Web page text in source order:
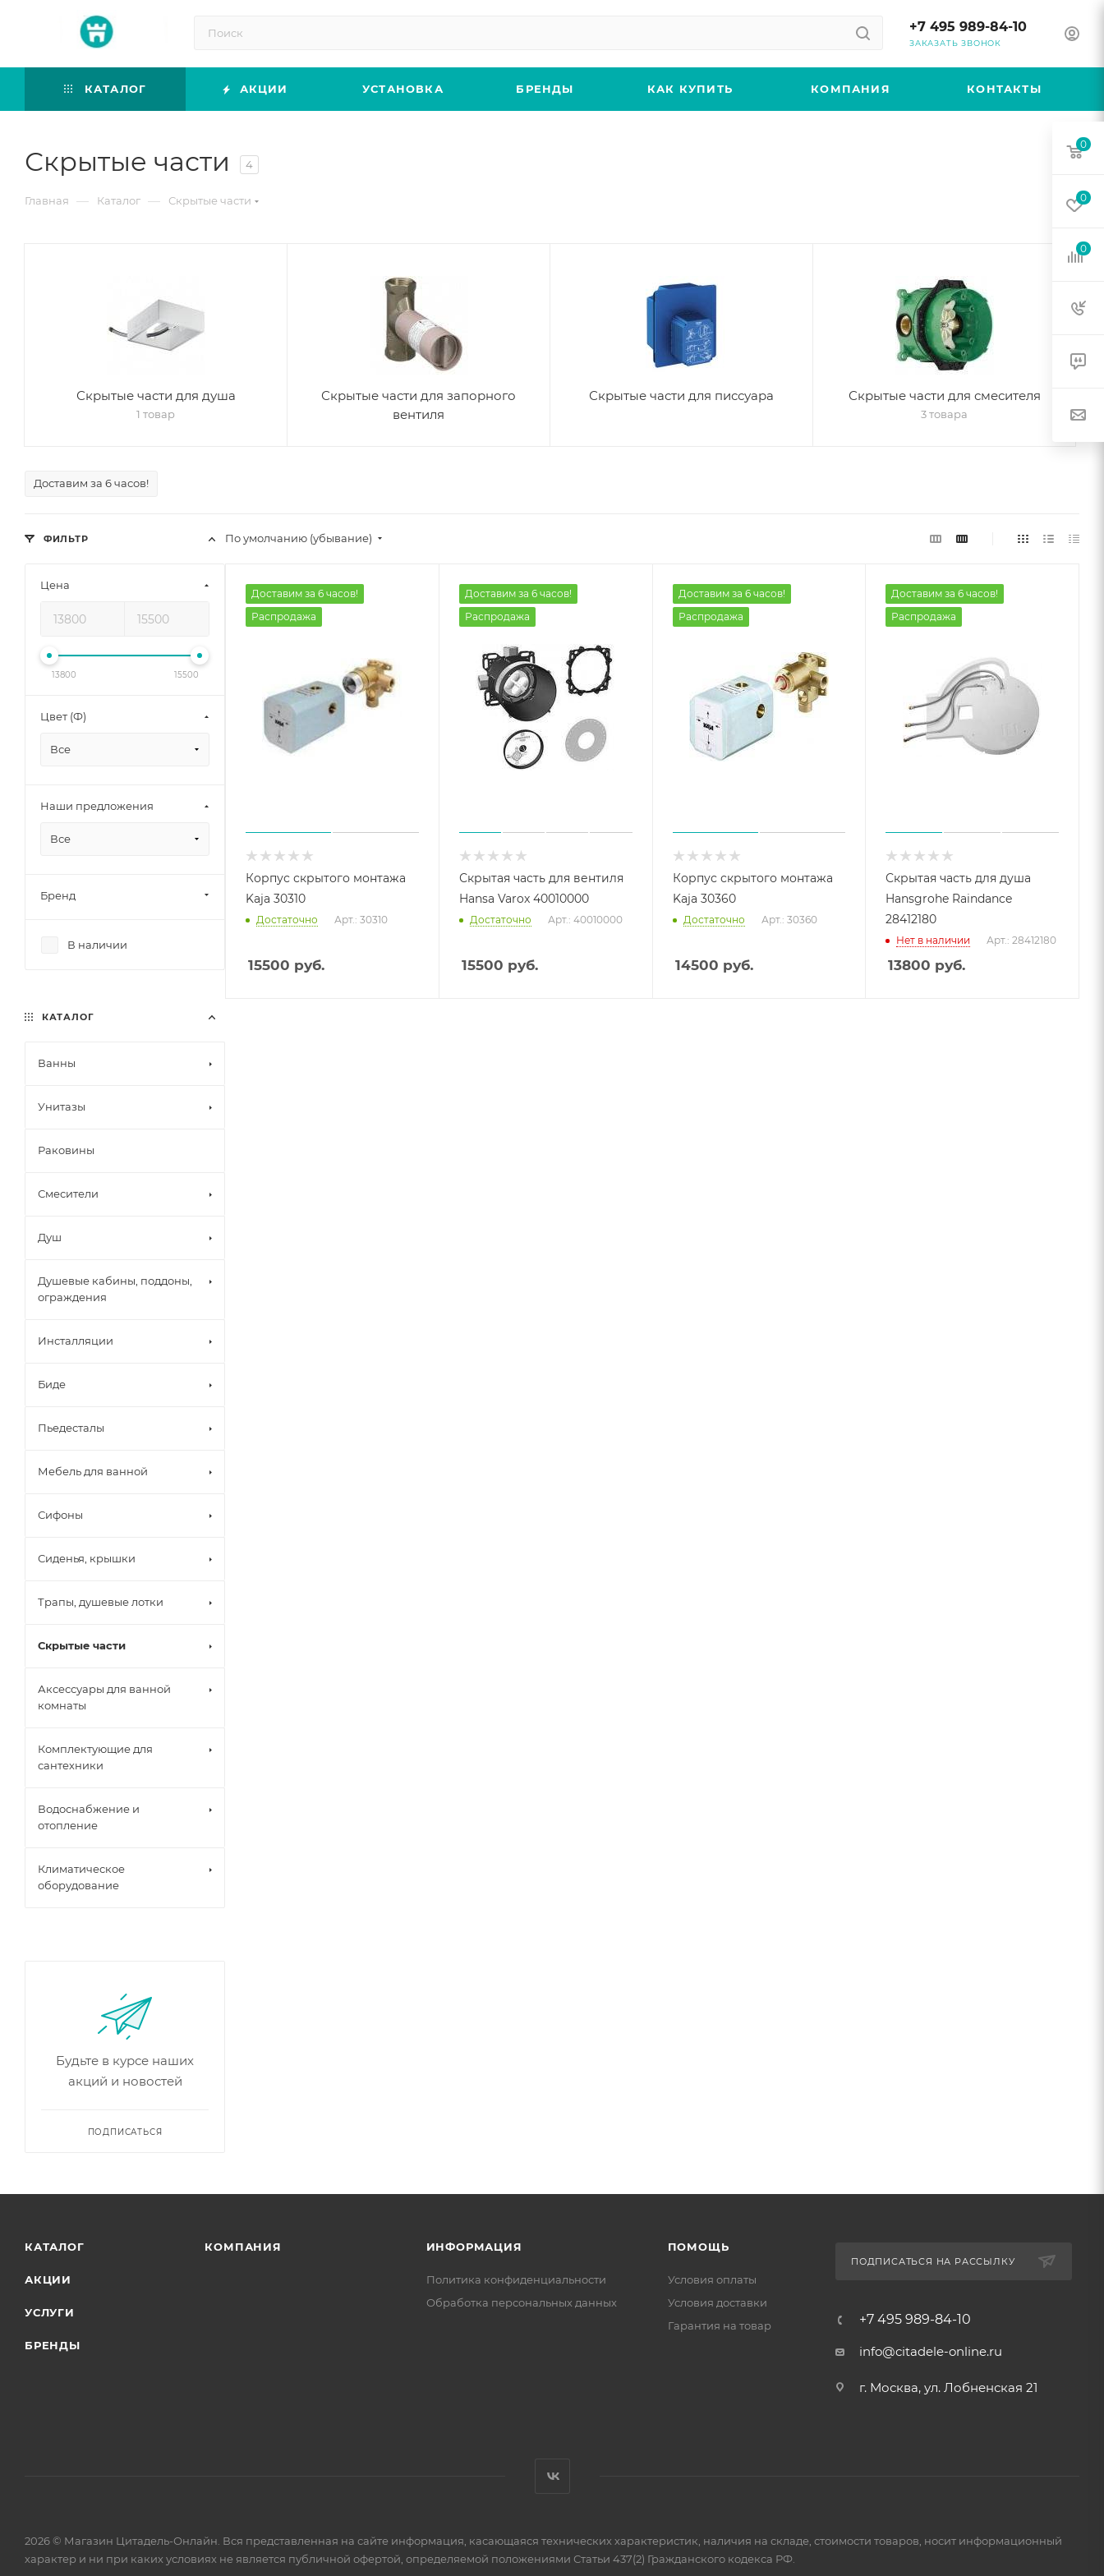
+7 495 989-84-10
ЗАКАЗАТЬ ЗВОНОК
КАТАЛОГ АКЦИИ УСТАНОВКА БРЕНДЫ КАК КУПИТЬ КОМПАНИЯ КОНТАКТЫ
Скрытые части 4
Главная — Каталог — Скрытые части
Скрытые части для душа
1 товар
Скрытые части для запорного
вентиля
Скрытые части для писсуара Скрытые части для смесителя
3 товара
Доставим за 6 часов!
По умолчанию (убывание)
Доставим за 6 часов!
Распродажа
Корпус скрытого монтажа
Kaja 30310
Достаточно Арт.: 30310
15500 руб.
Доставим за 6 часов!
Распродажа
Скрытая часть для вентиля
Hansa Varox 40010000
Достаточно Арт.: 40010000
15500 руб.
Доставим за 6 часов!
Распродажа
Корпус скрытого монтажа
Kaja 30360
Достаточно Арт.: 30360
14500 руб.
Доставим за 6 часов!
Распродажа
Скрытая часть для душа
Hansgrohe Raindance
28412180
Нет в наличии Арт.: 28412180
13800 руб.
ФИЛЬТР
Цена
13800 15500
Цвет (Ф)
Все
Наши предложения
Все
Бренд
В наличии
КАТАЛОГ
Ванны
Унитазы
Раковины
Смесители
Душ
Душевые кабины, поддоны,
ограждения
Инсталляции
Биде
Пьедесталы
Мебель для ванной
Сифоны
Сиденья, крышки
Трапы, душевые лотки
Скрытые части
Аксессуары для ванной
комнаты
Комплектующие для
сантехники
Водоснабжение и
отопление
Климатическое
оборудование
Будьте в курсе наших
акций и новостей
ПОДПИСАТЬСЯ
КАТАЛОГ
АКЦИИ
УСЛУГИ
БРЕНДЫ
КОМПАНИЯ ИНФОРМАЦИЯ
Политика конфиденциальности
Обработка персональных данных
ПОМОЩЬ
Условия оплаты
Условия доставки
Гарантия на товар
ПОДПИСАТЬСЯ НА РАССЫЛКУ
+7 495 989-84-10
info@citadele-online.ru
г. Москва, ул. Лобненская 21
2026 © Магазин Цитадель-Онлайн. Вся представленная на сайте информация, касающаяся технических характеристик, наличия на складе, стоимости товаров, носит информационный
характер и ни при каких условиях не является публичной офертой, определяемой положениями Статьи 437(2) Гражданского кодекса РФ.
0
0
0